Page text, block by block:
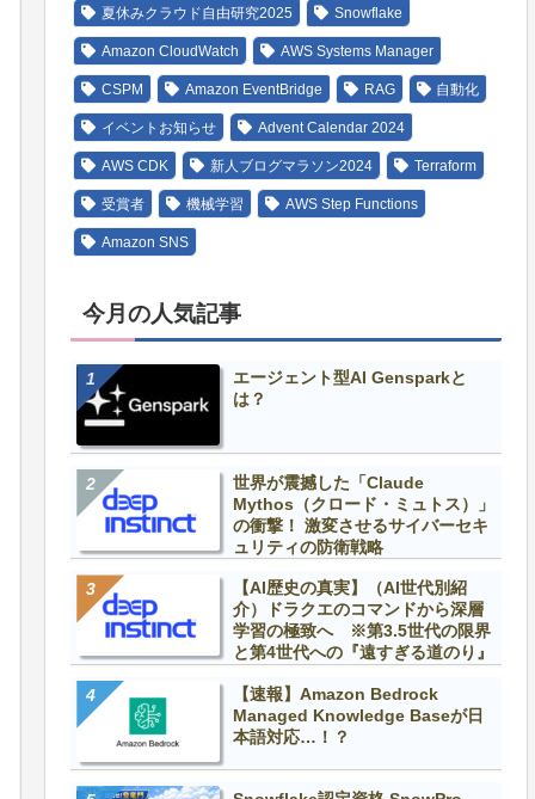
夏休みクラウド自由研究2025 Snowflake
Amazon CloudWatch AWS Systems Manager
CSPM Amazon EventBridge RAG 自動化
イベントお知らせ Advent Calendar 2024
AWS CDK 新人ブログマラソン2024 Terraform
受賞者 機械学習 AWS Step Functions
Amazon SNS
今月の人気記事
エージェント型AI Gensparkと
は？
世界が震撼した「Claude
Mythos（クロード・ミュトス）」
の衝撃！ 激変させるサイバーセキ
ュリティの防衛戦略
【AI歴史の真実】（AI世代別紹
介）ドラクエのコマンドから深層
学習の極致へ ※第3.5世代の限界
と第4世代への『遠すぎる道のり』
【速報】Amazon Bedrock
Managed Knowledge Baseが日
本語対応…！？